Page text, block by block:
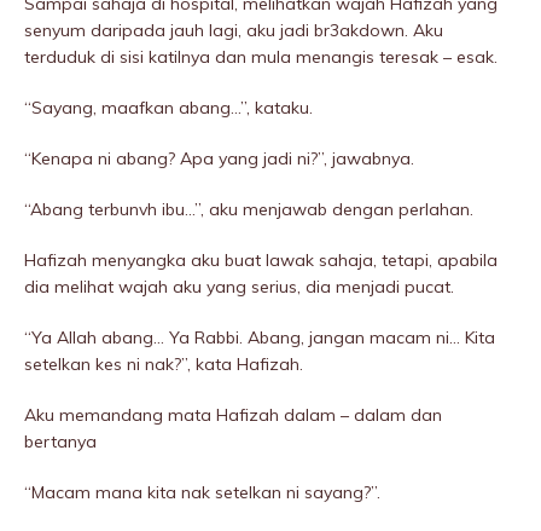
senyum daripada jauh lagi, aku jadi br3akdown. Aku
terduduk di sisi katilnya dan mula menangis teresak – esak.
“Sayang, maafkan abang…”, kataku.
“Kenapa ni abang? Apa yang jadi ni?”, jawabnya.
“Abang terbunvh ibu…”, aku menjawab dengan perlahan.
Hafizah menyangka aku buat lawak sahaja, tetapi, apabila
dia melihat wajah aku yang serius, dia menjadi pucat.
“Ya Allah abang… Ya Rabbi. Abang, jangan macam ni… Kita
setelkan kes ni nak?”, kata Hafizah.
Aku memandang mata Hafizah dalam – dalam dan
bertanya
“Macam mana kita nak setelkan ni sayang?”.